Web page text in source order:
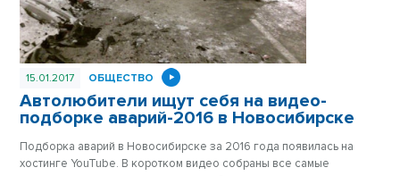
15.01.2017 ОБЩЕСТВО
Автолюбители ищут себя на видео-
подборке аварий-2016 в Новосибирске
Подборка аварий в Новосибирске за 2016 года появилась на
хостинге YouTube. В коротком видео собраны все самые